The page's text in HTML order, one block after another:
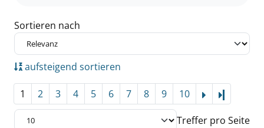
Sortieren nach
aufsteigend sortieren
1 2 3 4 5 6 7 8 9 10
Treffer pro Seite